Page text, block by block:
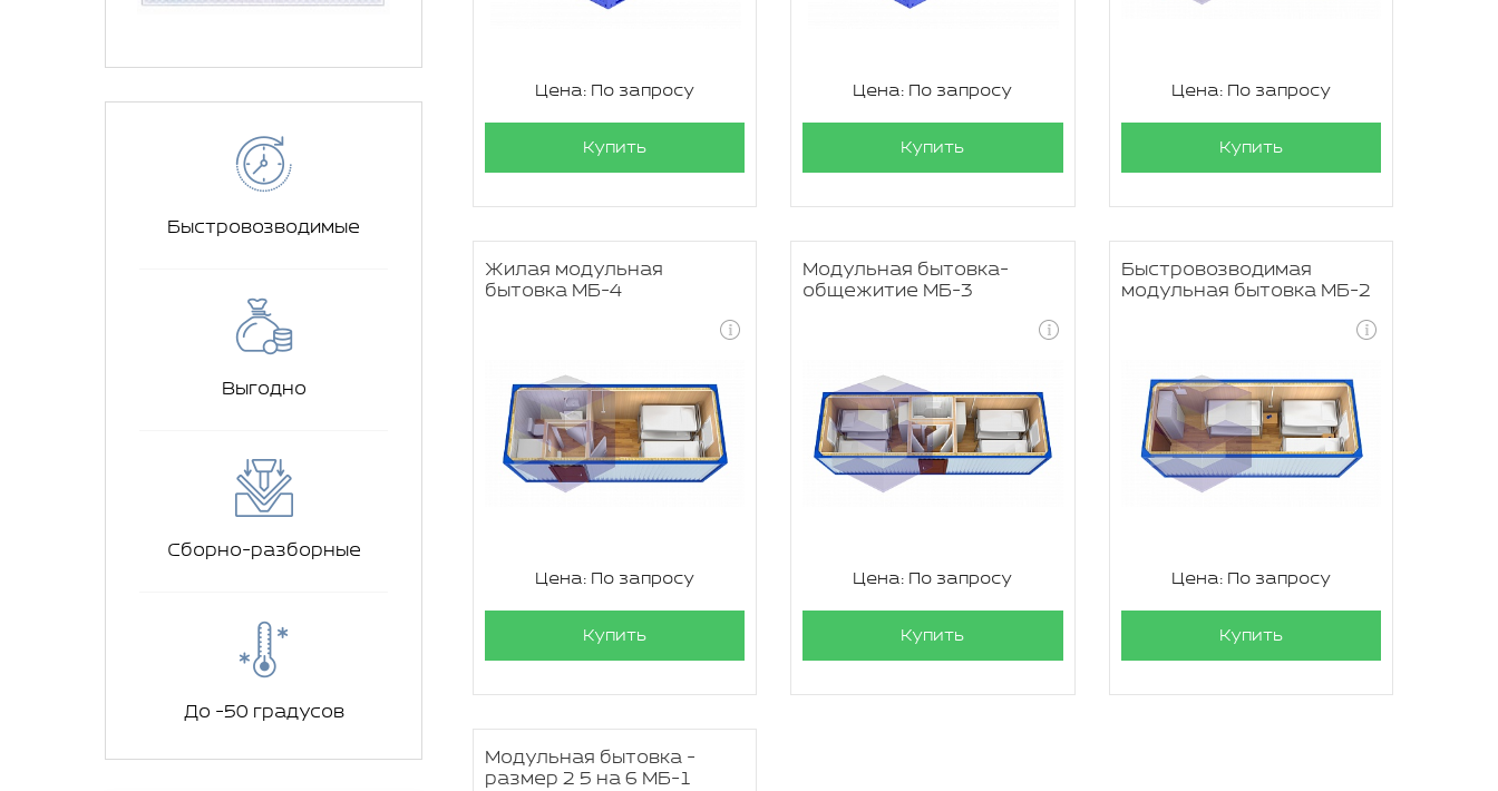
Быстровозводимые
Выгодно
Сборно-разборные
До -50 градусов
Цена: По запросу
Купить
Цена: По запросу
Купить
Цена: По запросу
Купить
Жилая модульная
бытовка МБ-4
Цена: По запросу
Купить
Модульная бытовка-
общежитие МБ-3
Цена: По запросу
Купить
Быстровозводимая
модульная бытовка МБ-2
Цена: По запросу
Купить
Модульная бытовка -
размер 2 5 на 6 МБ-1